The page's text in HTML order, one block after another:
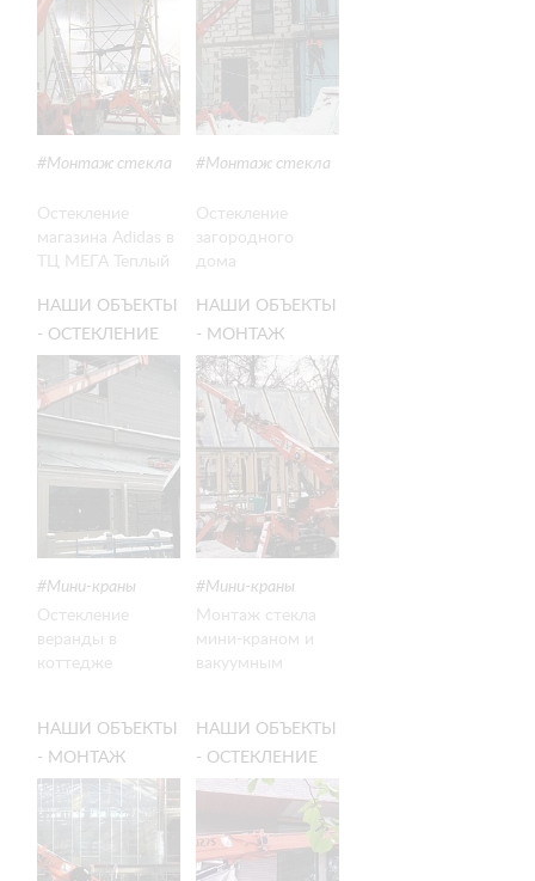
СТАН
Монтаж стекла
Остекление
магазина Adidas в
ТЦ МЕГА Теплый
Монтаж стекла
Остекление
загородного
дома
НАШИ ОБЪЕКТЫ
- ОСТЕКЛЕНИЕ
ВЕРАНДЫ В
КОТТЕДЖЕ
Мини-краны
Остекление
веранды в
коттедже
НАШИ ОБЪЕКТЫ
- МОНТАЖ
ЯРМАРОЧНЫХ
ДОМИКОВ, Г.
МОСКВА
Мини-краны
Монтаж стекла
мини-краном и
вакуумным
НАШИ ОБЪЕКТЫ
- МОНТАЖ
МЕТАЛЛОКОНСТРУКЦИЙ
ПРИ
СТРОИТЕЛЬСТВЕ
ТЦ
НАШИ ОБЪЕКТЫ
- ОСТЕКЛЕНИЕ
КОТТЕДЖА